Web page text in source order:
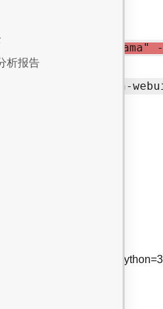
-FilePath "ollama" -
findstr /I “open-
/F
r1:8b
r1:8b
-n openwebui_311
openwebui_311
open-webui
析报告